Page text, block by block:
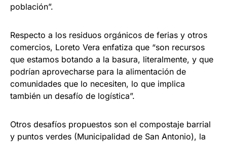
población”.
Respecto a los residuos orgánicos de ferias y otros
comercios, Loreto Vera enfatiza que “son recursos
que estamos botando a la basura, literalmente, y que
podrían aprovecharse para la alimentación de
comunidades que lo necesiten, lo que implica
también un desafío de logística”.
Otros desafíos propuestos son el compostaje barrial
y puntos verdes (Municipalidad de San Antonio), la